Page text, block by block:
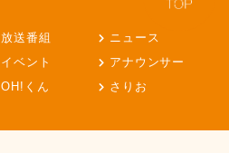
放送番組
ニュース
イベント
アナウンサー
OH!くん さりお